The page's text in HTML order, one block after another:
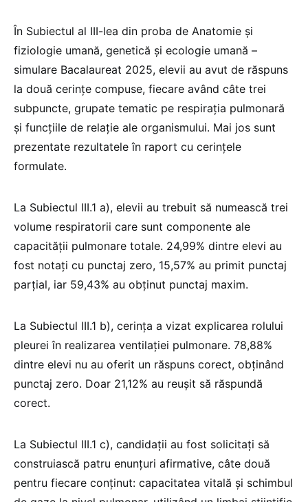
În Subiectul al III-lea din proba de Anatomie și
fiziologie umană, genetică și ecologie umană –
simulare Bacalaureat 2025, elevii au avut de răspuns
la două cerințe compuse, fiecare având câte trei
subpuncte, grupate tematic pe respirația pulmonară
și funcțiile de relație ale organismului. Mai jos sunt
prezentate rezultatele în raport cu cerințele
formulate.
La Subiectul III.1 a), elevii au trebuit să numească trei
volume respiratorii care sunt componente ale
capacității pulmonare totale. 24,99% dintre elevi au
fost notați cu punctaj zero, 15,57% au primit punctaj
parțial, iar 59,43% au obținut punctaj maxim.
La Subiectul III.1 b), cerința a vizat explicarea rolului
pleurei în realizarea ventilației pulmonare. 78,88%
dintre elevi nu au oferit un răspuns corect, obținând
punctaj zero. Doar 21,12% au reușit să răspundă
corect.
La Subiectul III.1 c), candidații au fost solicitați să
construiască patru enunțuri afirmative, câte două
pentru fiecare conținut: capacitatea vitală și schimbul